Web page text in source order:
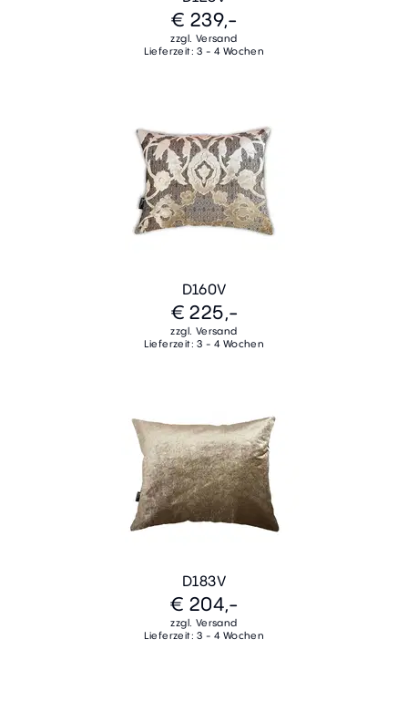
€ 239,-
zzgl. Versand
Lieferzeit: 3 - 4 Wochen
D160V
€ 225,-
zzgl. Versand
Lieferzeit: 3 - 4 Wochen
D183V
€ 204,-
zzgl. Versand
Lieferzeit: 3 - 4 Wochen